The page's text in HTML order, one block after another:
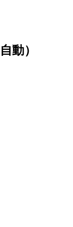
動）